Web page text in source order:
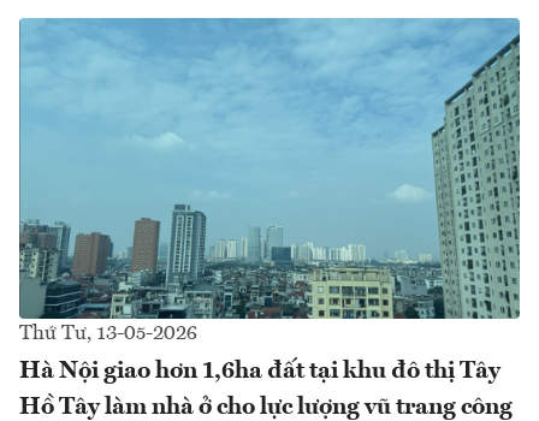
Thứ Tư, 13-05-2026
Hà Nội giao hơn 1,6ha đất tại khu đô thị Tây
Hồ Tây làm nhà ở cho lực lượng vũ trang công